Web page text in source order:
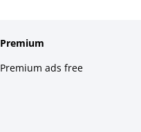
Premium
Premium ads free